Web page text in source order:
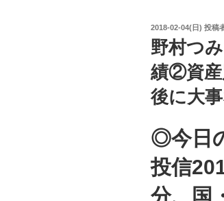
投
稿
日:
2018-02-04(日) 投稿
野村つ
績②資産
後に大
◎今日
投信
分、国